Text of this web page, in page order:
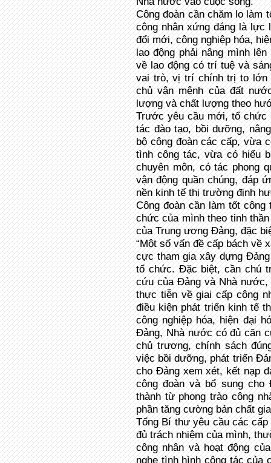
Công đoàn cần chăm lo làm
công nhân xứng đáng là lực
đổi mới, công nghiệp hóa,
lao động phải nâng mình
về lao động có trí tuệ và
vai trò, vị trí chính trị to lớn
chủ vận mệnh của đất
lượng và chất lượng theo
Trước yêu cầu mới, tổ chức
tác đào tạo, bồi dưỡng,
bộ công đoàn các cấp, vừa
tình công tác, vừa có hiểu
chuyên môn, có tác phong
vận động quần chúng, đáp
nền kinh tế thị trường định
Công đoàn cần làm tốt
chức của mình theo tinh
của Trung ương Đảng, đặc
“Một số vấn đề cấp bách về
cực tham gia xây dựng
tổ chức. Đặc biệt, cần chú
cứu của Đảng và Nhà nước,
thực tiễn về giai cấp công
điều kiện phát triển kinh tế
công nghiệp hóa, hiện đại
Đảng, Nhà nước có đủ căn
chủ trương, chính sách
việc bồi dưỡng, phát triển
cho Đảng xem xét, kết nạp
công đoàn và bổ sung
thành từ phong trào công
phần tăng cường bản chất
Tổng Bí thư yêu cầu các
đủ trách nhiệm của mình,
công nhân và hoạt động
nghe tình hình công tác của